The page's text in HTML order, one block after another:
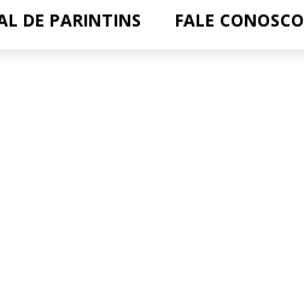
DE PARINTINS FALE CONOSCO